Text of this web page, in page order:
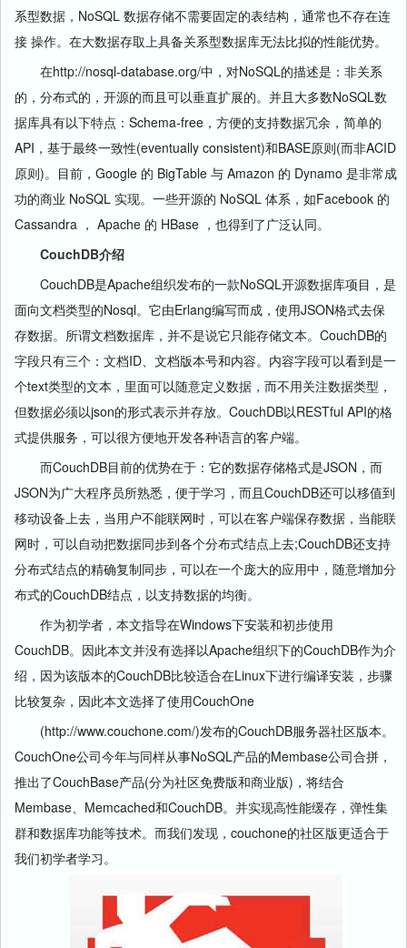
系型数据，NoSQL 数据存储不需要固定的表结构，通常也不存在连
接 操作。在大数据存取上具备关系型数据库无法比拟的性能优势。
在http://nosql-database.org/中，对NoSQL的描述是：非关系
的，分布式的，开源的而且可以垂直扩展的。并且大多数NoSQL数
据库具有以下特点：Schema-free，方便的支持数据冗余，简单的
API，基于最终一致性(eventually consistent)和BASE原则(而非ACID
原则)。目前，Google 的 BigTable 与 Amazon 的 Dynamo 是非常成
功的商业 NoSQL 实现。一些开源的 NoSQL 体系，如Facebook 的
Cassandra ， Apache 的 HBase ，也得到了广泛认同。
CouchDB介绍
CouchDB是Apache组织发布的一款NoSQL开源数据库项目，是
面向文档类型的Nosql。它由Erlang编写而成，使用JSON格式去保
存数据。所谓文档数据库，并不是说它只能存储文本。CouchDB的
字段只有三个：文档ID、文档版本号和内容。内容字段可以看到是一
个text类型的文本，里面可以随意定义数据，而不用关注数据类型，
但数据必须以json的形式表示并存放。CouchDB以RESTful API的格
式提供服务，可以很方便地开发各种语言的客户端。
而CouchDB目前的优势在于：它的数据存储格式是JSON，而
JSON为广大程序员所熟悉，便于学习，而且CouchDB还可以移值到
移动设备上去，当用户不能联网时，可以在客户端保存数据，当能联
网时，可以自动把数据同步到各个分布式结点上去;CouchDB还支持
分布式结点的精确复制同步，可以在一个庞大的应用中，随意增加分
布式的CouchDB结点，以支持数据的均衡。
作为初学者，本文指导在Windows下安装和初步使用
CouchDB。因此本文并没有选择以Apache组织下的CouchDB作为介
绍，因为该版本的CouchDB比较适合在Linux下进行编译安装，步骤
比较复杂，因此本文选择了使用CouchOne
(http://www.couchone.com/)发布的CouchDB服务器社区版本。
CouchOne公司今年与同样从事NoSQL产品的Membase公司合拼，
推出了CouchBase产品(分为社区免费版和商业版)，将结合
Membase、Memcached和CouchDB。并实现高性能缓存，弹性集
群和数据库功能等技术。而我们发现，couchone的社区版更适合于
我们初学者学习。